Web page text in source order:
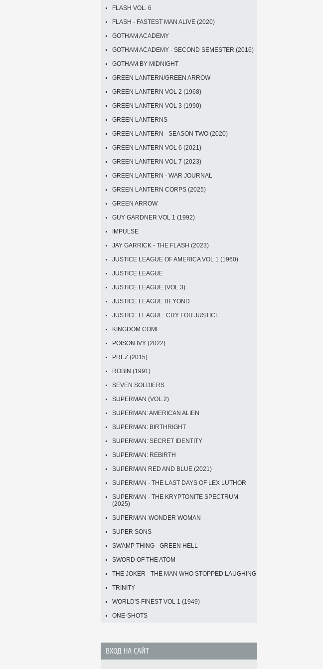
FLASH VOL. 6
FLASH - FASTEST MAN ALIVE (2020)
GOTHAM ACADEMY
GOTHAM ACADEMY - SECOND SEMESTER (2016)
GOTHAM BY MIDNIGHT
GREEN LANTERN/GREEN ARROW
GREEN LANTERN VOL 2 (1968)
GREEN LANTERN VOL 3 (1990)
GREEN LANTERNS
GREEN LANTERN - SEASON TWO (2020)
GREEN LANTERN VOL 6 (2021)
GREEN LANTERN VOL 7 (2023)
GREEN LANTERN - WAR JOURNAL
GREEN LANTERN CORPS (2025)
GREEN ARROW
GUY GARDNER VOL 1 (1992)
IMPULSE
JAY GARRICK - THE FLASH (2023)
JUSTICE LEAGUE OF AMERICA VOL 1 (1960)
JUSTICE LEAGUE
JUSTICE LEAGUE (VOL.3)
JUSTICE LEAGUE BEYOND
JUSTICE LEAGUE: CRY FOR JUSTICE
KINGDOM COME
POISON IVY (2022)
PREZ (2015)
ROBIN (1991)
SEVEN SOLDIERS
SUPERMAN (VOL.2)
SUPERMAN: AMERICAN ALIEN
SUPERMAN: BIRTHRIGHT
SUPERMAN: SECRET IDENTITY
SUPERMAN: REBIRTH
SUPERMAN RED AND BLUE (2021)
SUPERMAN - THE LAST DAYS OF LEX LUTHOR
SUPERMAN - THE KRYPTONITE SPECTRUM
(2025)
SUPERMAN-WONDER WOMAN
SUPER SONS
SWAMP THING - GREEN HELL
SWORD OF THE ATOM
THE JOKER - THE MAN WHO STOPPED LAUGHING
TRINITY
WORLD'S FINEST VOL 1 (1949)
ONE-SHOTS
ВХОД НА САЙТ